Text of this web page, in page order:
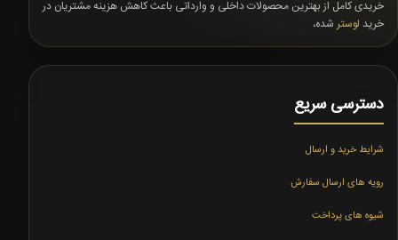
خریدی کامل از بهترین محصولات داخلی و وارداتی باعث کاهش هزینه مشتریان در
خرید لوستر شده،
دسترسی سریع
شرایط خرید و ارسال
رویه های ارسال سفارش
شیوه های پرداخت